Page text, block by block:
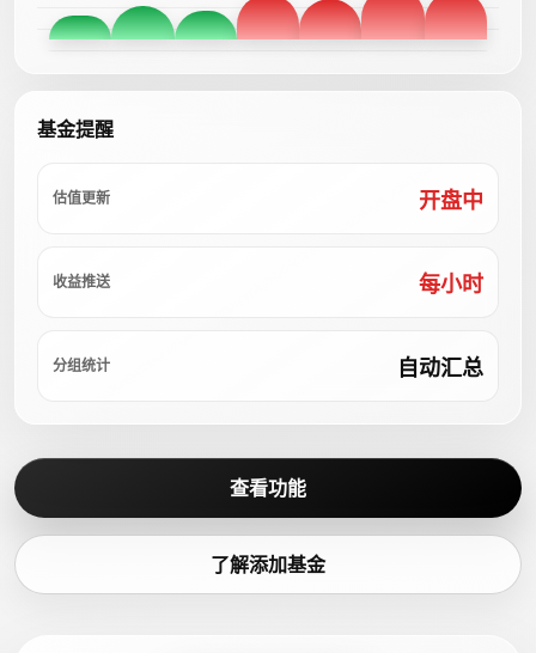
基金提醒
估值更新 开盘中
收益推送 每小时
分组统计 自动汇总
查看功能
了解添加基金